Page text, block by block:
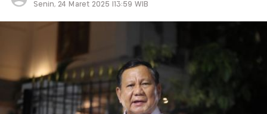
Senin, 24 Maret 2025 |13:59 WIB